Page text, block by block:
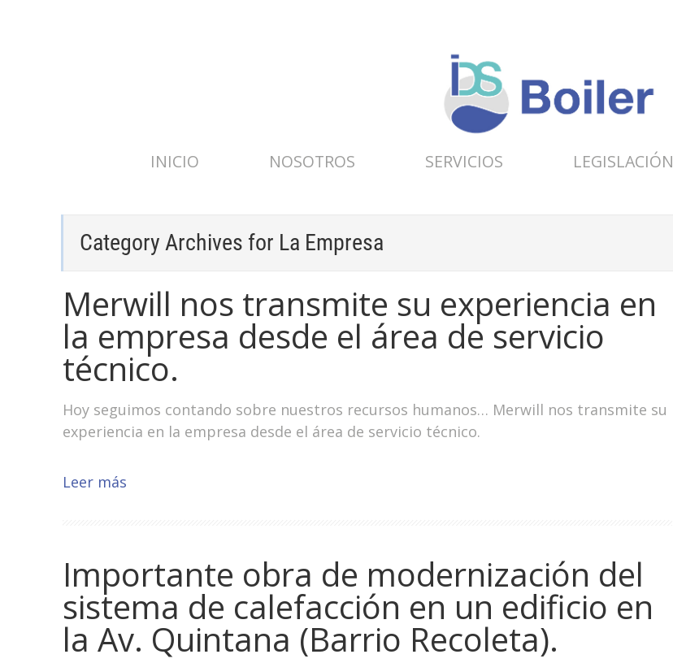
INICIO NOSOTROS SERVICIOS LEGISLACIÓN
Category Archives for La Empresa
Merwill nos transmite su experiencia en
la empresa desde el área de servicio
técnico.
Hoy seguimos contando sobre nuestros recursos humanos… Merwill nos transmite su
experiencia en la empresa desde el área de servicio técnico.
Leer más
Importante obra de modernización del
sistema de calefacción en un edificio en
la Av. Quintana (Barrio Recoleta).